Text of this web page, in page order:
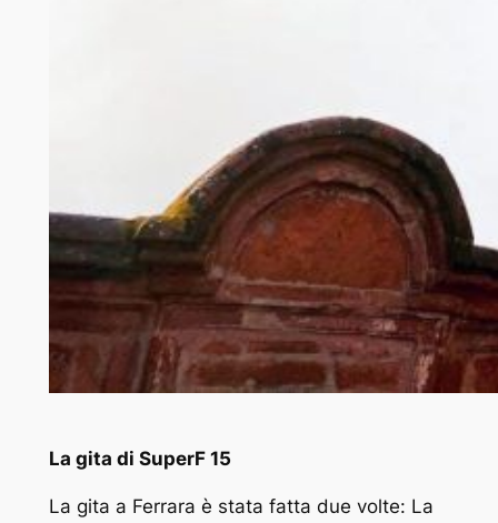
La gita di SuperF 15
La gita a Ferrara è stata fatta due volte: La